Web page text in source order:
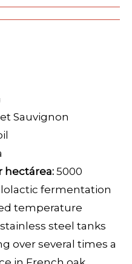
Sauvignon
hectárea: 5000
fermentation
temperature
steel tanks
over several times a